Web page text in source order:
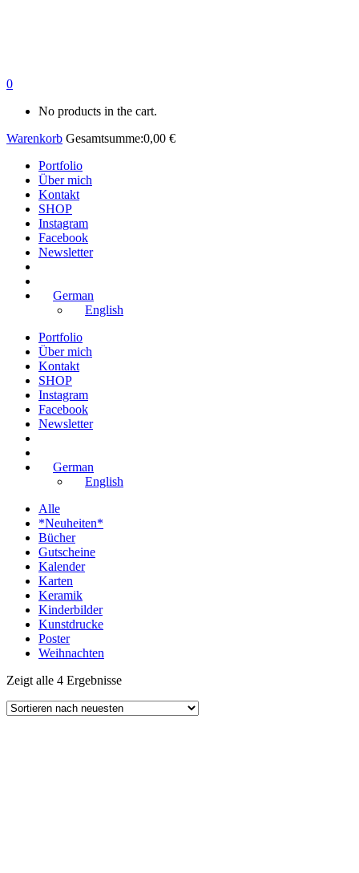
0
No products in the cart.
Warenkorb Gesamtsumme:0,00 €
Portfolio
Über mich
Kontakt
SHOP
Instagram
Facebook
Newsletter
German
English
Portfolio
Über mich
Kontakt
SHOP
Instagram
Facebook
Newsletter
German
English
Alle
*Neuheiten*
Bücher
Gutscheine
Kalender
Karten
Keramik
Kinderbilder
Kunstdrucke
Poster
Weihnachten
Zeigt alle 4 Ergebnisse